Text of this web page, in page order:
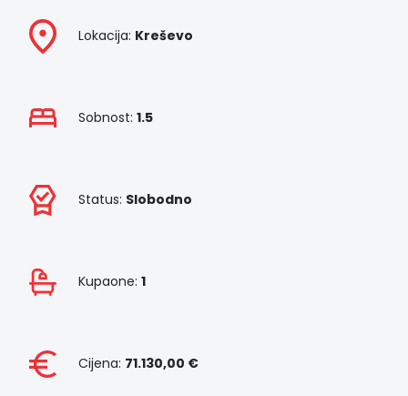
n
i
e
I
H
F
x
Lokacija: Kreševo
Sobnost: 1.5
Status: Slobodno
Kupaone: 1
Cijena: 71.130,00 €